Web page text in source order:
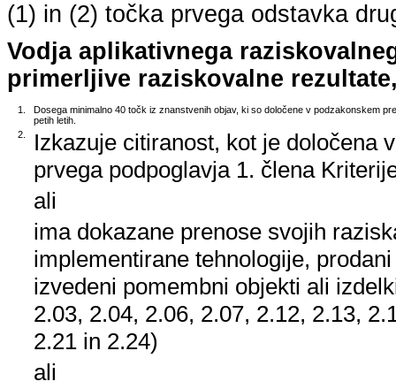
(1) in (2) točka prvega odstavka
Vodja aplikativnega
primerljive raziskovalne
1.
Dosega minimalno 40 točk iz znanstvenih objav, ki so določene v podzakonskem
petih letih.
2.
Izkazuje citiranost, kot je določena
prvega podpoglavja 1. člena
ali
ima dokazane prenose svojih
implementirane tehnologije,
izvedeni pomembni objekti ali
2.03, 2.04, 2.06, 2.07, 2.12, 2.13,
2.21 in 2.24)
ali